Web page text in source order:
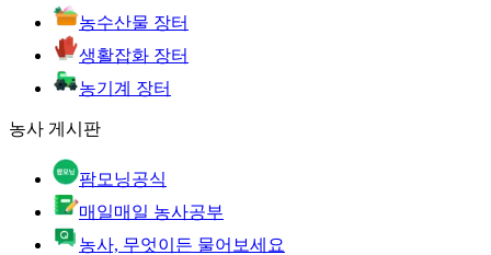
농수산물 장터
생활잡화 장터
농기계 장터
농사 게시판
팜모닝공식
매일매일 농사공부
농사, 무엇이든 물어보세요